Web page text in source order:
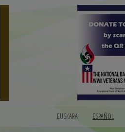
EUSKARA ESPAÑOL